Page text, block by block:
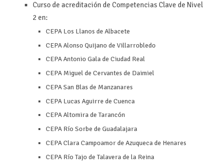
Curso de acreditación de Competencias Clave de Nivel
2 en:
CEPA Los Llanos de Albacete
CEPA Alonso Quijano de Villarrobledo
CEPA Antonio Gala de Ciudad Real
CEPA Miguel de Cervantes de Daimiel
CEPA San Blas de Manzanares
CEPA Lucas Aguirre de Cuenca
CEPA Altomira de Tarancón
CEPA Río Sorbe de Guadalajara
CEPA Clara Campoamor de Azuqueca de Henares
CEPA Río Tajo de Talavera de la Reina